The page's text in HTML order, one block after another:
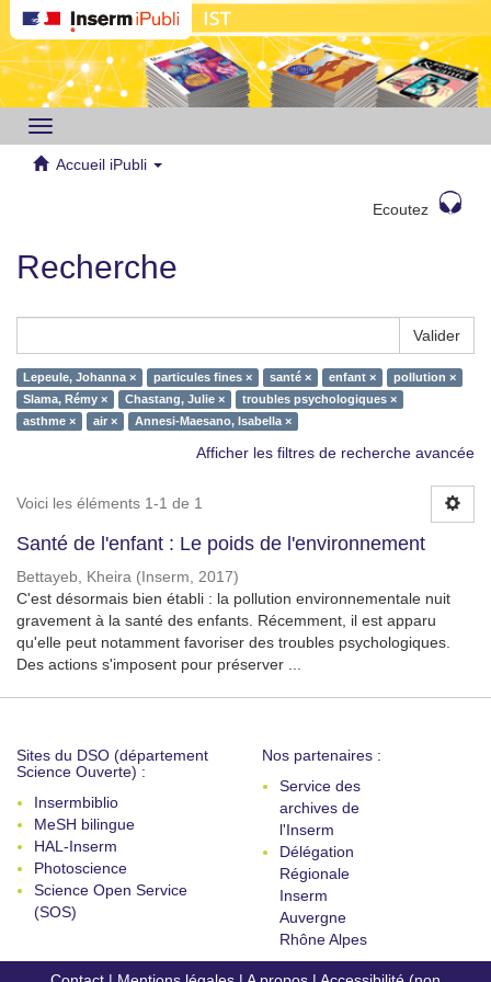
Toggle
navigation
Accueil iPubli
Ecoutez
Recherche
Valider
Lepeule, Johanna × particules fines × santé × enfant ×
pollution ×
Slama, Rémy ×
Chastang, Julie ×
troubles psychologiques ×
asthme ×
air × Annesi-Maesano, Isabella ×
Afficher les filtres de recherche avancée
Voici les éléments 1-1 de 1
Santé de l'enfant : Le poids de l'environnement
Bettayeb, Kheira ( Inserm, 2017)
C'est désormais bien établi : la pollution environnementale nuit
gravement à la santé des enfants. Récemment, il est apparu
qu'elle peut notamment favoriser des troubles psychologiques.
Des actions s'imposent pour préserver ...
Sites du DSO (département
Science Ouverte) :
Insermbiblio
MeSH bilingue
HAL-Inserm
Photoscience
Science Open Service
(SOS)
Nos partenaires :
Service des
archives de
l'Inserm
Délégation
Régionale
Inserm
Auvergne
Rhône Alpes